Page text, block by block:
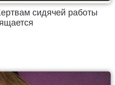
сидячей работы